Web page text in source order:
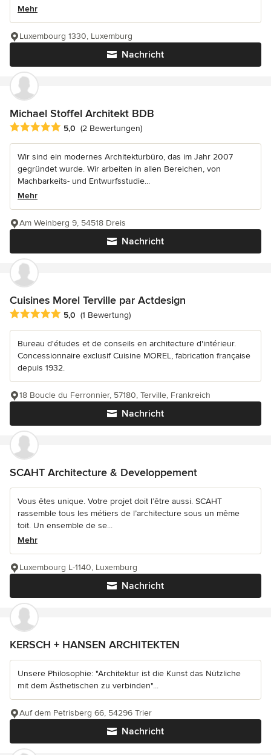
Mehr
Nachricht
Luxembourg 1330, Luxemburg
Michael Stoffel Architekt BDB
Durchschnittliche Bewertung: 5 von 5 Sternen
5,0 (2 Bewertungen)
Wir sind ein modernes Architekturbüro, das im Jahr 2007
gegründet wurde. Wir arbeiten in allen Bereichen, von
Machbarkeits- und Entwurfsstudie...
Mehr
Nachricht
Am Weinberg 9, 54518 Dreis
Cuisines Morel Terville par Actdesign
Durchschnittliche Bewertung: 5 von 5 Sternen
5,0 (1 Bewertung)
Bureau d'études et de conseils en architecture d'intérieur.
Concessionnaire exclusif Cuisine MOREL, fabrication française
depuis 1932.
Nachricht
18 Boucle du Ferronnier, 57180, Terville, Frankreich
SCAHT Architecture & Developpement
Vous êtes unique. Votre projet doit l’être aussi. SCAHT
rassemble tous les métiers de l’architecture sous un même
toit. Un ensemble de se...
Mehr
Nachricht
Luxembourg L-1140, Luxemburg
KERSCH + HANSEN ARCHITEKTEN
Unsere Philosophie: "Architektur ist die Kunst das Nützliche
mit dem Ästhetischen zu verbinden"...
Nachricht
Auf dem Petrisberg 66, 54296 Trier